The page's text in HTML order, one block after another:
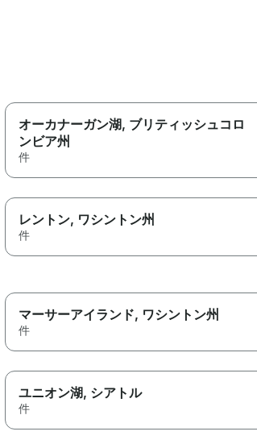
オーカナーガン湖, ブリティッシュコロ
ンビア州
件
レントン, ワシントン州
件
マーサーアイランド, ワシントン州
件
ユニオン湖, シアトル
件